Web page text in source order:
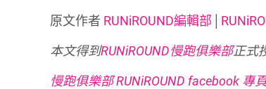
原文作者 RUNiROUND編輯部
本文得到RUNiROUND慢跑俱樂部正式
慢跑俱樂部 RUNiROUND facebook 專